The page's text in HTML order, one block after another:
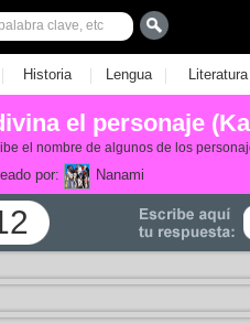
| Historia | Lengua | Literatura
el personaje
el nombre de algunos de los
por: Nanami